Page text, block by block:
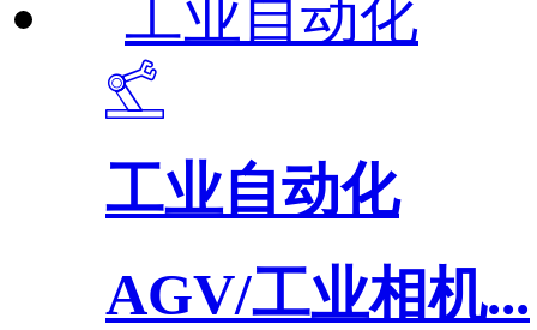
工业自动化
AGV/工业相机...